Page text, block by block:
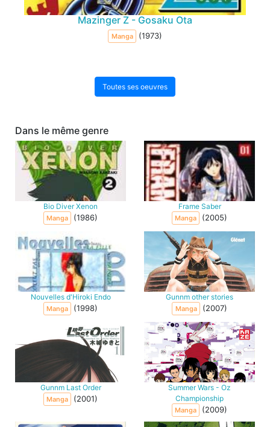
Mazinger Z - Gosaku Ota
Manga (1973)
Toutes ses oeuvres
Dans le même genre
Bio Diver Xenon
Manga (1986)
Frame Saber
Manga (2005)
Nouvelles d'Hiroki Endo
Manga (1998)
Gunnm other stories
Manga (2007)
Gunnm Last Order
Manga (2001)
Summer Wars - Oz
Championship
Manga (2009)